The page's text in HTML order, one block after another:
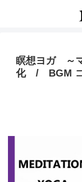
瞑想ヨガ ～
化 / BGM コ